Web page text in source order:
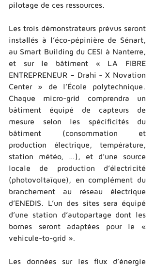
pilotage de ces ressources.
Les trois démonstrateurs prévus seront
installés à l’éco-­pépinière de Sénart,
au Smart Building du CESI à Nanterre,
et sur le bâtiment « LA FIBRE
ENTREPRENEUR – Drahi -­ X Novation
Center » de l’École polytechnique.
Chaque micro-­grid comprendra un
bâtiment équipé de capteurs de
mesure selon les spécificités du
bâtiment (consommation et
production électrique, température,
station météo, …), et d’une source
locale de production d’électricité
(photovoltaïque), en complément du
branchement au réseau électrique
d’ENEDIS. L’un des sites sera équipé
d’une station d’autopartage dont les
bornes seront adaptées pour le «
vehicule-­to-­grid ».
Les données sur les flux d’énergie